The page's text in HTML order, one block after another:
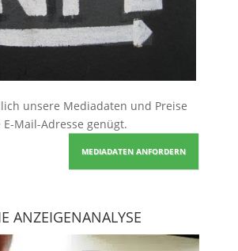
unsere Mediadaten und Preise
E-Mail-Adresse genügt.
MEDIADATEN ANFORDERN
ANZEIGENANALYSE